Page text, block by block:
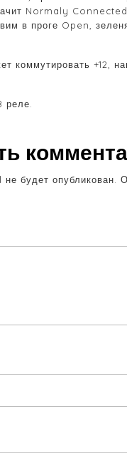
Normaly
в проге Open,
коммутировать +12,
реле.
будет опубликован.